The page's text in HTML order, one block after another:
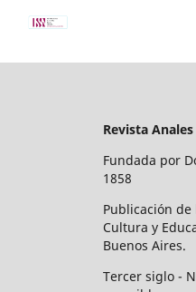
Revista
Fundada por
1858
Publicación
Cultura y
Buenos Aires.
Tercer siglo -